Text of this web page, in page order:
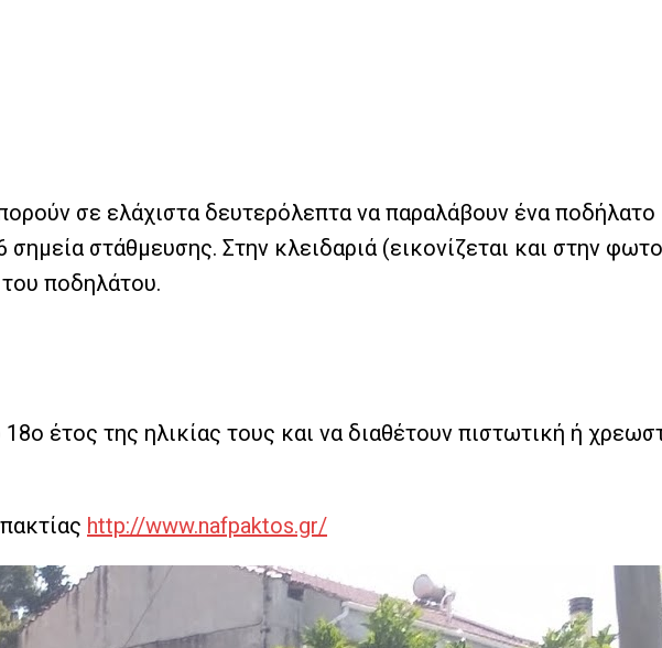
σε ελάχιστα δευτερόλεπτα να παραλάβουν ένα ποδήλατο
στάθμευσης. Στην κλειδαριά (εικονίζεται και στην
ποδηλάτου.
έτος της ηλικίας τους και να διαθέτουν πιστωτική ή
http://www.nafpaktos.gr/